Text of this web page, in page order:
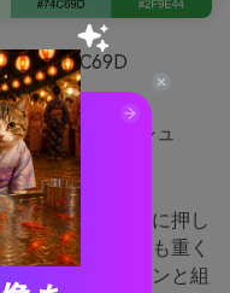
#74C69D
ーデンフレッシュ
ンドイラスト
、温室のガラスに押し
景が深い森の色も重く
いグラデーションと組